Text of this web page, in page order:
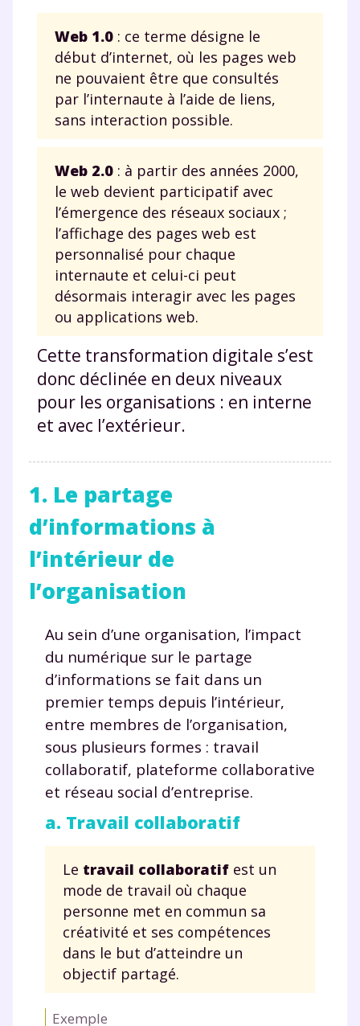
Web 1.0 : ce terme désigne le
début d’internet, où les pages web
ne pouvaient être que consultés
par l’internaute à l’aide de liens,
sans interaction possible.
Web 2.0 : à partir des années 2000,
le web devient participatif avec
l’émergence des réseaux sociaux ;
l’affichage des pages web est
personnalisé pour chaque
internaute et celui-ci peut
désormais interagir avec les pages
ou applications web.
Cette transformation digitale s’est
donc déclinée en deux niveaux
pour les organisations : en interne
et avec l’extérieur.
1. Le partage
d’informations à
l’intérieur de
l’organisation
Au sein d’une organisation, l’impact
du numérique sur le partage
d’informations se fait dans un
premier temps depuis l’intérieur,
entre membres de l’organisation,
sous plusieurs formes : travail
collaboratif, plateforme collaborative
et réseau social d’entreprise.
a. Travail collaboratif
Le travail collaboratif est un
mode de travail où chaque
personne met en commun sa
créativité et ses compétences
dans le but d’atteindre un
objectif partagé.
Exemple